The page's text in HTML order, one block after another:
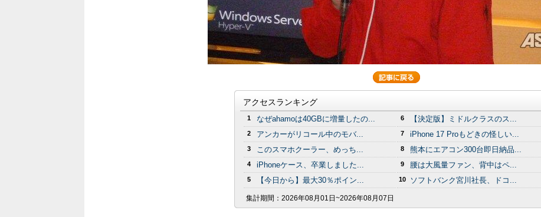
アクセスランキング
1 なぜahamoは40GBに増量したの...
2 アンカーがリコール中のモバ...
3 このスマホクーラー、めっち...
4 iPhoneケース、卒業しました...
5 【今日から】最大30％ポイン...
6 【決定版】ミドルクラスのス...
7 iPhone 17 Proもどきの怪しい...
8 熊本にエアコン300台即日納品...
9 腰は大風量ファン、背中はペ...
10 ソフトバンク宮川社長、ドコ...
集計期間： 2026年08月01日~2026年08月07日